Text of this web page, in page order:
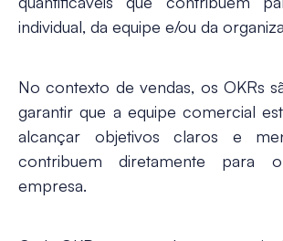
individual, da equipe e/ou da
No contexto de vendas, os OKRs
garantir que a equipe comercial
alcançar objetivos claros e
contribuem diretamente para
empresa.